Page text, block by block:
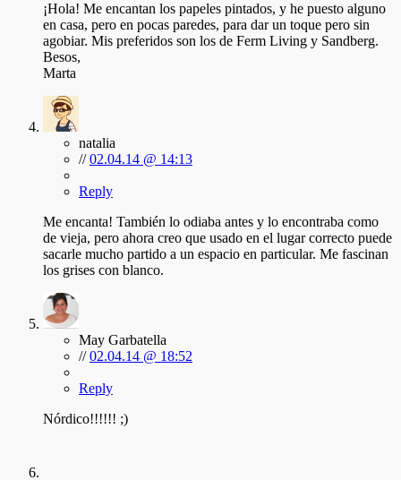
¡Hola! Me encantan los papeles pintados, y he puesto alguno
en casa, pero en pocas paredes, para dar un toque pero sin
agobiar. Mis preferidos son los de Ferm Living y Sandberg.
Besos,
Marta
natalia
//02.04.14 @ 14:13
Reply
Me encanta! También lo odiaba antes y lo encontraba como
de vieja, pero ahora creo que usado en el lugar correcto puede
sacarle mucho partido a un espacio en particular. Me fascinan
los grises con blanco.
May Garbatella
//02.04.14 @ 18:52
Reply
Nórdico!!!!!! ;)